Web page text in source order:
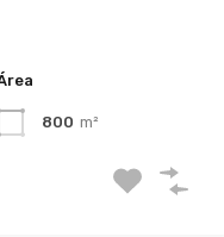
800 m²